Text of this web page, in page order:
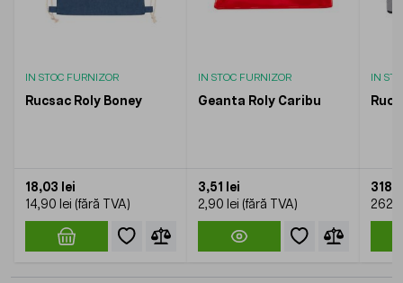
IN STOC FURNIZOR
Rucsac Roly Boney
18,03 lei
14,90 lei
IN STOC FURNIZOR
Geanta Roly Caribu
3,51 lei
2,90 lei
IN